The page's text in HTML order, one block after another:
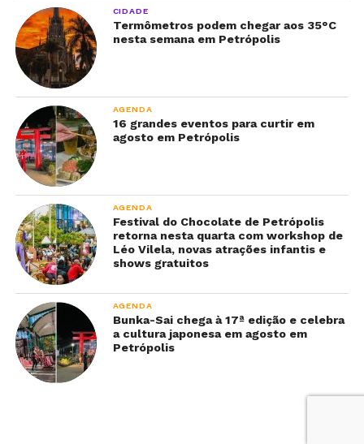
CIDADE
Termômetros podem chegar aos 35°C
nesta semana em Petrópolis
AGENDA
16 grandes eventos para curtir em
agosto em Petrópolis
AGENDA
Festival do Chocolate de Petrópolis
retorna nesta quarta com workshop de
Léo Vilela, novas atrações infantis e
shows gratuitos
AGENDA
Bunka-Sai chega à 17ª edição e celebra
a cultura japonesa em agosto em
Petrópolis